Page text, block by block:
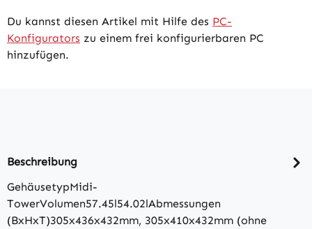
Du kannst diesen Artikel mit Hilfe des PC-
Konfigurators zu einem frei konfigurierbaren PC
hinzufügen.
Beschreibung
GehäusetypMidi-
TowerVolumen57.45l54.02lAbmessungen
(BxHxT)305x436x432mm, 305x410x432mm (ohne